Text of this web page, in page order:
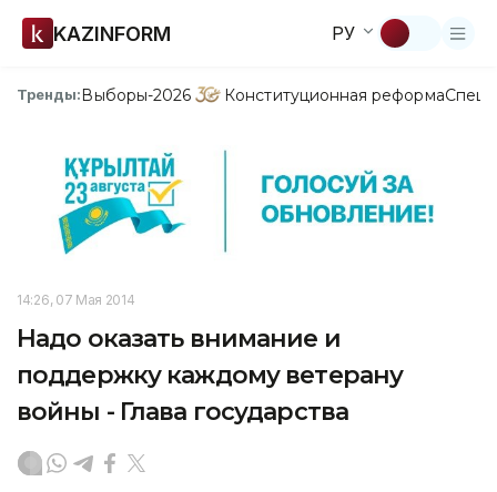
KAZINFORM РУ
Тренды:Выборы-2026 Конституционная реформа
14:26, 07 Мая 2014
Надо оказать внимание и
поддержку каждому ветерану
войны - Глава государства